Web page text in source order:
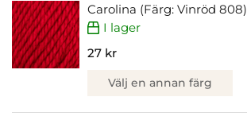
Carolina (Färg: Vinröd 808)
I lager
27 kr
Välj en annan färg